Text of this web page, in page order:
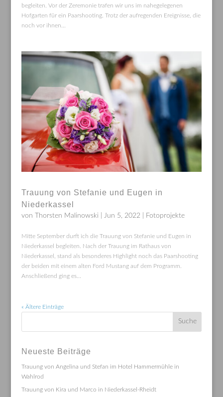
begleiten. Vor der Zeremonie trafen wir uns im nahegelegenen
Hofgarten für ein Paarshooting. Trotz der aufregenden Ereignisse, die
noch vor ihnen...
Trauung von Stefanie und Eugen in
Niederkassel
von Thorsten Malinowski Jun 5, 2022 Fotoprojekte
Mitte September durft ich die Trauung von Stefanie und Eugen in
Niederkassel begleiten. Nach der Trauung im Rathaus von
Niederkassel, stand als besonderes Highlight noch das Paarshooting
der beiden mit einem alten Ford Mustang auf dem Programm.
Anschließend ging es...
« Ältere Einträge
Neueste Beiträge
Trauung von Angelina und Stefan im Hotel Hammermühle in
Wahlrod
Trauung von Kira und Marco in Niederkassel-Rheidt